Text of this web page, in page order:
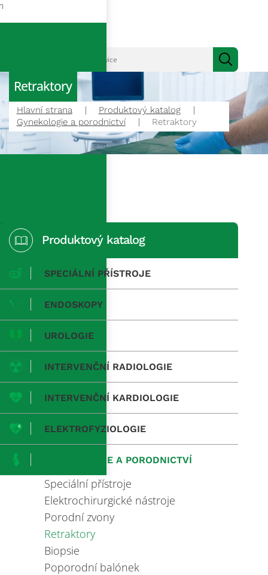
Retraktory
Hlavní strana
Produktový katalog
Gynekologie a porodnictví
Retraktory
Produktový katalog
SPECIÁLNÍ PŘÍSTROJE
ENDOSKOPY
UROLOGIE
INTERVENČNÍ RADIOLOGIE
INTERVENČNÍ KARDIOLOGIE
ELEKTROFYZIOLOGIE
GYNEKOLOGIE A PORODNICTVÍ
Speciální přístroje
Elektrochirurgické nástroje
Porodní zvony
Retraktory
Biopsie
Poporodní balónek